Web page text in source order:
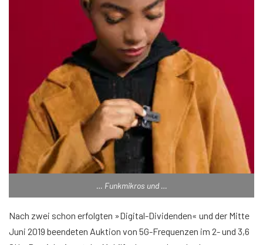
… Funkmikros und …
Nach zwei schon erfolgten »Digital-Dividenden« und der Mitte
Juni 2019 beendeten Auktion von 5G-Frequenzen im 2- und 3,6